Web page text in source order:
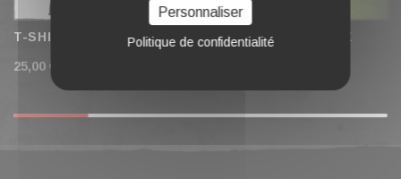
T-SHIRT "HELLBANGER"
25,00 €
T-SHIRT "BAD LUCK
CLUB" OCRE
Personnaliser
Politique de confidentialité